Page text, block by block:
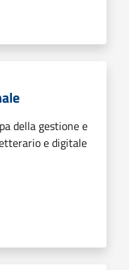
della gestione e
e digitale